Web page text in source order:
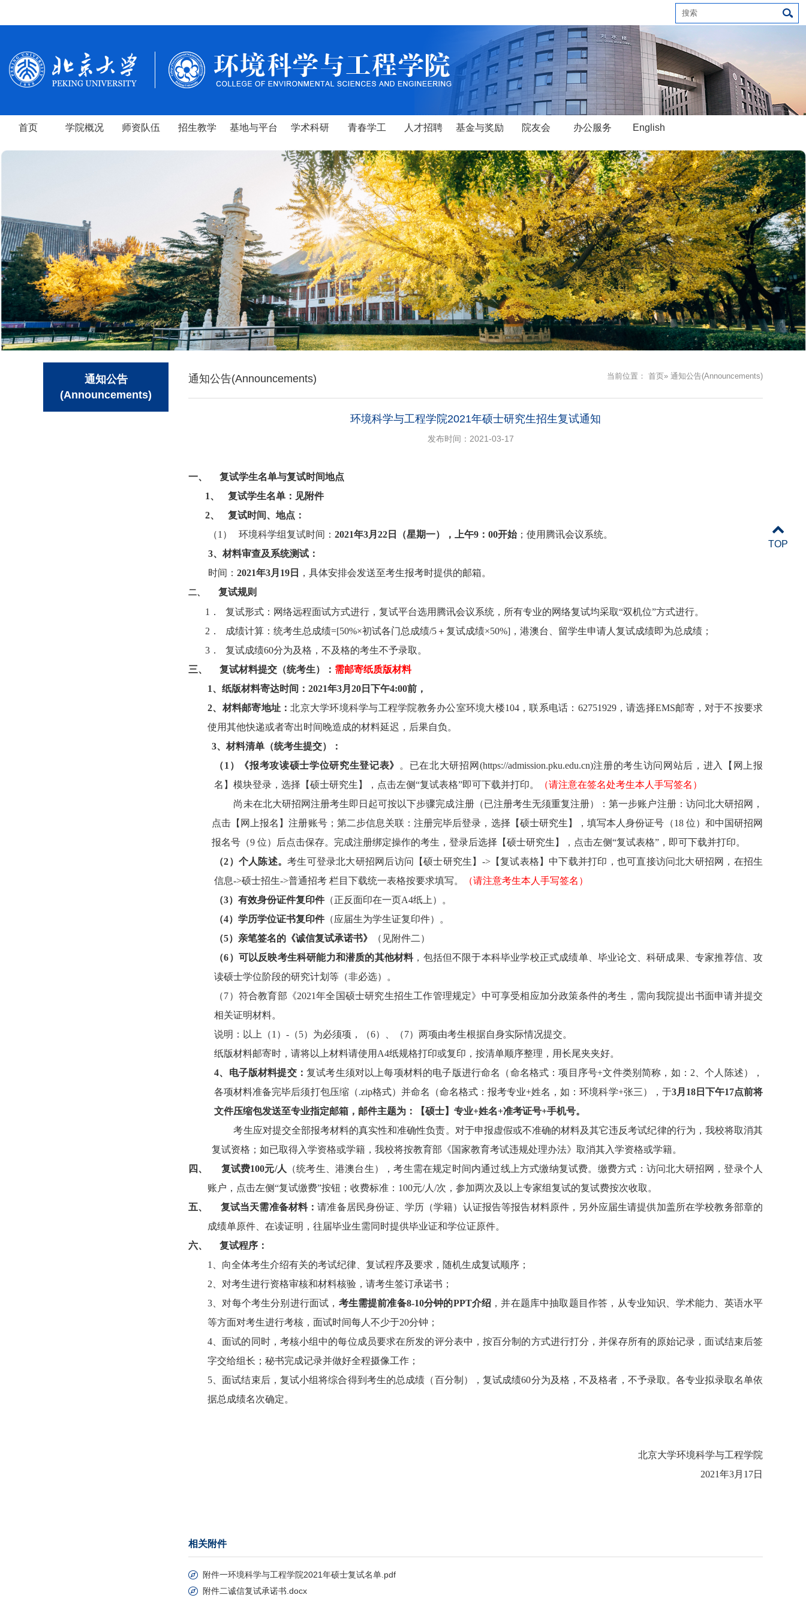
首页 学院概况 师资队伍 招生教学 基地与平台 学术科研 青春学工 人才招聘 基金与奖励 院友会 办公服务 English
通知公告
(Announcements)
当前位置： 首页» 通知公告(Announcements)
通知公告(Announcements)
环境科学与工程学院2021年硕士研究生招生复试通知
发布时间：2021-03-17
一、
复试学生名单与复试时间地点
1、 复试学生名单： 见附件
2、
复试时间、地点：
（1 ） 环境科学组复试时间 ： 2021年3月 22 日（星期一）， 上午9 ： 00开始；使用 腾讯会议系统。
3、材料审查及系统测试：
时间： 2021年3月 19日 ，具体安排会发送至考生报考时提供的邮箱。
二、
复试规则
1．
复试形式： 网络远程面试方式进行，复试平台选用腾讯会议系统，所有专业的网络复试均采取“双机位”方式进行。
2．
成绩计算：统考生总成绩=[50%×初试各门总成绩/5＋复试成绩×50%] ，港澳台、留学生申请人复试成绩即为总成绩 ；
3．
复试成绩60分为及格 ，不及格的考生不予录取。
三、
复试材料提交 （统考生） ： 需邮寄纸质版材料
1、 纸版材料寄达时间： 2021年3月 20 日下午4:00前，
2、材料邮寄地址 ：北京大学环境科学与工程学院教务办公室环境大楼104，联系电话：62751929，请选择EMS邮寄 ，对于不按要求
使用其他快递或者寄出时间晚造成的材料延迟，后果自负。
3、 材料清单 （统考生提交）
：
（1 ） 《报考攻读硕士学位研究生登记表》 。已在北大研招网 (https://admission.pku.edu.cn)注册的考生访问网站后，进入【网上报
名】模块登录，选择【硕士研究生】，点击左侧“复试表格”即可下载并打印。 （请注意在签名处考生本人手写签名 ）
尚未在北大研招网注册考生即日起可按以下步骤完成注册（已注册考生无须重复注册）：第一步账户注册：访问北大研招网，
点击【网上报名】注册账号；第二步信息关联：注册完毕后登录，选择【硕士研究生】，填写本人身份证号（18 位）和中国研招网
报名号（9 位）后点击保存。完成注册绑定操作的考生，登录后选择【硕士研究生】，点击左侧“复试表格”，即可下载并打印。
（2） 个人陈述。考生可登录北大研招网后访问【硕士研究生】 ->【复试表格】中下载并打印，也可直接访问北大研招网，在招生
信息->硕士招生->普通招考 栏目下载统一表格按要求填写。 （请注意考生本人手写签名 ）
（3）有效身份证件复印件（正反面印在一页A4纸上）。
（4）学历学位证书复印件（应届生为学生证复印件）。
（5） 亲笔签名的《诚信复试承诺书》 （见附件二 ）
（6） 可以反映考生科研能力和潜质的其他材料，包括但不限于本科毕业学校正式成绩单、毕业论文、 科研成果、专家推荐信、攻
读硕士学位阶段的研究计划等 （非必选）。
（7） 符合教育部《2021年全国硕士研究生招生工作管理规定》 中可享受相应加分政策条件的考生，需向我院提出书面申请并提交
相关证明材料。
说明：以上（1 ）- （5）为必须项，（6）、（7）两项由考生根据自身实际情况提交。
纸版材料邮寄时，请将以上材料请使用 A4纸规格打印或复印，按清单顺序整理，用长尾夹夹好。
4、电子版材料提交： 复试考生须对以上每项材料的电子版进行命名（命名格式：项 目序号+文件类别简称，如： 2 、个人陈述），
各项材料准备完毕后须打包压缩（.zip格式）并命名（命名格式：报考专业+姓名，如：环境科学+张三），于3月 18日下午17点前将
文件压缩包发送至专业指定邮箱，邮件主题为：【硕士】专业+姓名+准考证号+手机号。
考生应对提交全部报考材料的真实性和准确性负责。对于申报虚假或不准确的材料及其它违反考试纪律的行为，我校将取消其
复试资格；如已取得入学资格或学籍，我校将按教育部《国家教育考试违规处理办法》取消其入学资格或学籍。
四、
复试费100元/人 （统考生、港澳台生），考生需在规定时间内通过线上方式缴纳复试费。缴费方式：访问北大研招网，登录个人
账户，点击左侧“复试缴费”按钮；收费标准： 100元/人 /次，参加两次及以上专家组复试的复试费按次收取。
五、
复试当天需准备材料：请准备居民身份证、学历（学籍）认证报告等报告材料原件 ，另外应届生请提供加盖所在学校教务部章的
成绩单原件、在读证明，往届毕业生需同时提供毕业证和学位证原件。
六、
复试程序：
1
向全体考生介绍有关的考试纪律、复试程序及要求，随机生成复试顺序；
2
对考生进行资格审核和材料核验，请考生签订承诺书；
3
对每个考生分别进行面试， 考生需提前准备8-10分钟的PPT介绍 ，并在题库中抽取题目作答， 从专业知识、学术能力、英语水平
等方面对考生进行考核，面试时间每人不少于20分钟；
4 、面试的同时，考核小组中的每位成员要求在所发的评分表中，按百分制的方式进行打分，并保存所有的原始记录，面试结束后签
字交给组长；秘书完成记录并做好全程摄像工作；
5 、面试结束后，复试小组将综合得到考生的总成绩（百分制），复试成绩60分为及格，不及格者，不予录取。各专业拟录取名单依
据总成绩名次确定。
北京大学环境科学与工程学院
2021年3月 1 7日
相关附件
附件一环境科学与工程学院2021年硕士复试名单.pdf
附件二诚信复试承诺书.docx
TOP